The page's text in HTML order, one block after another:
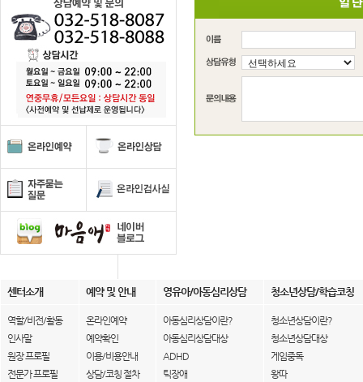
센터소개 예약 및 안내 영유아/아동심리상담 청소년상담/학습코칭
역할/비전/활동
인사말
원장 프로필
전문가 프로필
온라인예약
예약확인
이용/비용안내
상담/코칭 절차
아동심리상담이란?
아동심리상담대상
ADHD
틱장애
청소년상담이란?
청소년상담대상
게임중독
왕따